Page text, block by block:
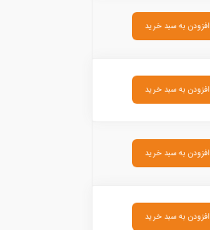
افزودن به سبد خرید
افزودن به سبد خرید
افزودن به سبد خرید
افزودن به سبد خرید